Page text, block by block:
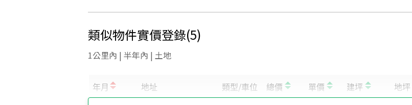
類似物件實價登錄(5)
1公里內 | 半年內 | 土地